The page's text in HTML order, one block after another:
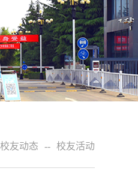
校友动态 -- 校友活动